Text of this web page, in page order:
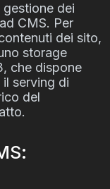
dei
CMS. Per
dei sito,
storage
che dispone
serving di
del